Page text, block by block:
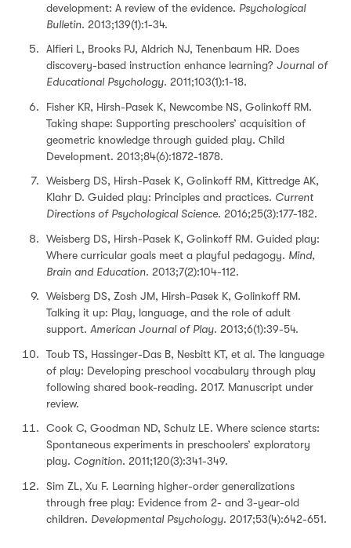
development: A review of the evidence. Psychological
Bulletin. 2013;139(1):1-34.
Alfieri L, Brooks PJ, Aldrich NJ, Tenenbaum HR. Does
discovery-based instruction enhance learning? Journal of
Educational Psychology. 2011;103(1):1-18.
Fisher KR, Hirsh-Pasek K, Newcombe NS, Golinkoff RM.
Taking shape: Supporting preschoolers’ acquisition of
geometric knowledge through guided play. Child
Development. 2013;84(6):1872-1878.
Weisberg DS, Hirsh-Pasek K, Golinkoff RM, Kittredge AK,
Klahr D. Guided play: Principles and practices. Current
Directions of Psychological Science. 2016;25(3):177-182.
Weisberg DS, Hirsh-Pasek K, Golinkoff RM. Guided play:
Where curricular goals meet a playful pedagogy. Mind,
Brain and Education. 2013;7(2):104-112.
Weisberg DS, Zosh JM, Hirsh-Pasek K, Golinkoff RM.
Talking it up: Play, language, and the role of adult
support. American Journal of Play. 2013;6(1):39-54.
Toub TS, Hassinger-Das B, Nesbitt KT, et al. The language
of play: Developing preschool vocabulary through play
following shared book-reading. 2017. Manuscript under
review.
Cook C, Goodman ND, Schulz LE. Where science starts:
Spontaneous experiments in preschoolers’ exploratory
play. Cognition. 2011;120(3):341-349.
Sim ZL, Xu F. Learning higher-order generalizations
through free play: Evidence from 2- and 3-year-old
children. Developmental Psychology. 2017;53(4):642-651.